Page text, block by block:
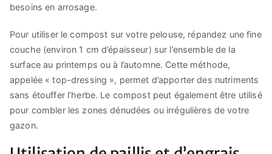
besoins en arrosage.
Pour utiliser le compost sur votre pelouse, répandez une fine
couche (environ 1 cm d’épaisseur) sur l’ensemble de la
surface au printemps ou à l’automne. Cette méthode,
appelée « top-dressing », permet d’apporter des nutriments
sans étouffer l’herbe. Le compost peut également être utilisé
pour combler les zones dénudées ou irrégulières de votre
gazon.